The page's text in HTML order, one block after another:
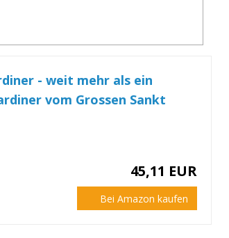
- weit mehr als ein
vom Grossen Sankt
45,11 EUR
Bei Amazon kaufen